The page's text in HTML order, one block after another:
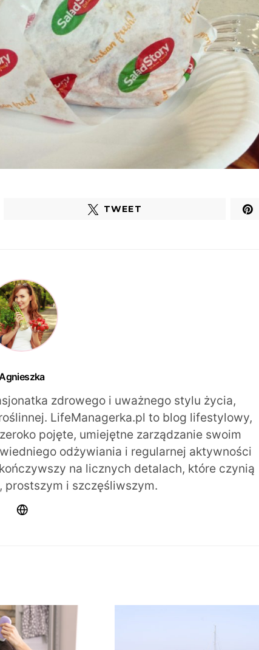
TWEET
zdrowego i uważnego stylu życia,
LifeManagerka.pl to blog lifestylowy,
pojęte, umiejętne zarządzanie swoim
odżywiania i regularnej aktywności
na licznych detalach, które czynią
prostszym i szczęśliwszym.